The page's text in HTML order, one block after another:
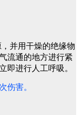
并用干燥的绝缘物
流通的地方进行紧
即进行人工呼吸。
伤害。